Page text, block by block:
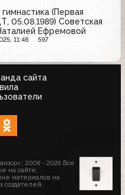
(Первая
05.08.1989) Советская
Ефремовой
11:48 597
сайта
2008 - 2026 Все
на сайте,
материалов на
создателей.